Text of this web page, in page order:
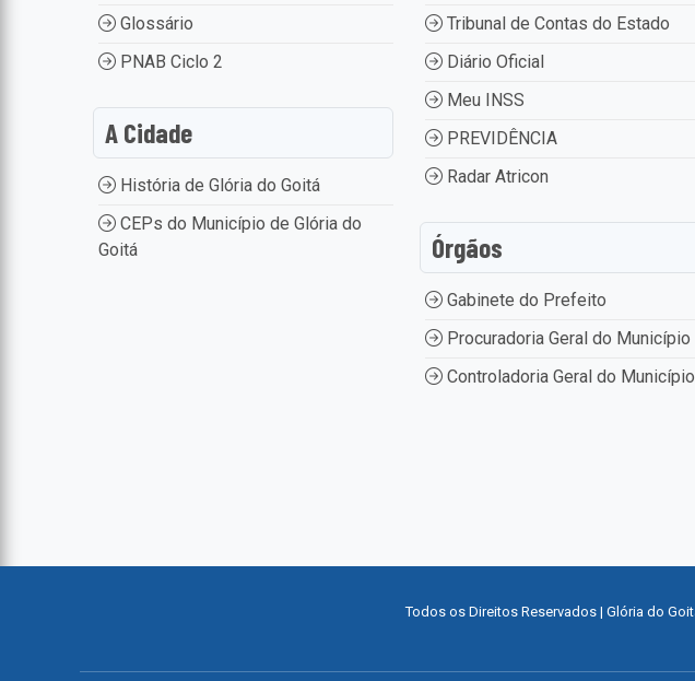
Glossário
PNAB Ciclo 2
A Cidade
História de Glória do Goitá
CEPs do Município de Glória do
Goitá
Tribunal de Contas do Estado
Diário Oficial
Meu INSS
PREVIDÊNCIA
Radar Atricon
Órgãos
Gabinete do Prefeito
Procuradoria Geral do Município
Controladoria Geral do Município
Todos os Direitos Reservados | Glória do